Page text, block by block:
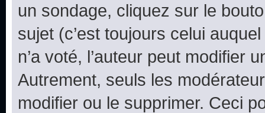
un sondage, cliquez sur le
sujet (c’est toujours celui
n’a voté, l’auteur peut modifier
Autrement, seuls les
modifier ou le supprimer. Ceci